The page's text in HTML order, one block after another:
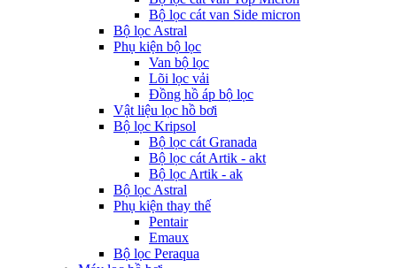
Bộ lọc cát van Side micron
Bộ lọc Astral
Phụ kiện bộ lọc
Van bộ lọc
Lõi lọc vải
Đồng hồ áp bộ lọc
Vật liệu lọc hồ bơi
Bộ lọc Kripsol
Bộ lọc cát Granada
Bộ lọc cát Artik - akt
Bộ lọc Artik - ak
Bộ lọc Astral
Phụ kiện thay thế
Pentair
Emaux
Bộ lọc Peraqua